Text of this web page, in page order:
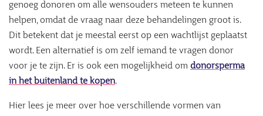
genoeg donoren om alle wensouders meteen te kunnen
helpen, omdat de vraag naar deze behandelingen groot is.
Dit betekent dat je meestal eerst op een wachtlijst geplaatst
wordt. Een alternatief is om zelf iemand te vragen donor
voor je te zijn. Er is ook een mogelijkheid om donorsperma
in het buitenland te kopen.
Hier lees je meer over hoe verschillende vormen van